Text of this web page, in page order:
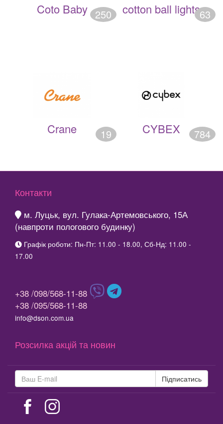
250
Coto Baby 63
cotton ball lights
19
Crane 784
CYBEX
Контакти
м. Луцьк, вул. Гулака-Артемовського, 15А
(навпроти пологового будинку)
Графік роботи: Пн-Пт: 11.00 - 18.00, Сб-Нд: 11.00 -
17.00
+38 /098/568-11-88
+38 /095/568-11-88
info@dson.com.ua
Розсилка акцій та новин
Підписатись